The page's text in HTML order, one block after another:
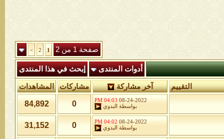
صفحة 1 من 2 1
2
>
أدوات المنتدى إبحث في هذا المنتدى
التقييم آخر مشاركة مشاركات المشاهدات
08-24-2022
04:03 PM
بواسطة
البدوي 0
84,892
08-24-2022
04:02 PM
بواسطة
البدوي 0
31,152